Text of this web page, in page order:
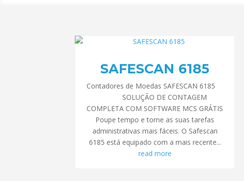
SAFESCAN 6185
Contadores de Moedas SAFESCAN 6185
SOLUÇÃO DE CONTAGEM
COMPLETA COM SOFTWARE MCS GRÁTIS
Poupe tempo e torne as suas tarefas
administrativas mais fáceis. O Safescan
6185 está equipado com a mais recente...
read more